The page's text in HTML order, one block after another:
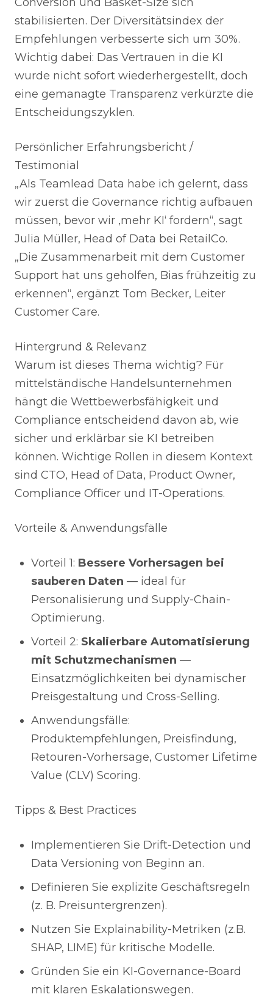
stabilisierten. Der Diversitätsindex der
Empfehlungen verbesserte sich um 30%.
Wichtig dabei: Das Vertrauen in die KI
wurde nicht sofort wiederhergestellt, doch
eine gemanagte Transparenz verkürzte die
Entscheidungszyklen.
Persönlicher Erfahrungsbericht /
Testimonial
„Als Teamlead Data habe ich gelernt, dass
wir zuerst die Governance richtig aufbauen
müssen, bevor wir ‚mehr KI‘ fordern“, sagt
Julia Müller, Head of Data bei RetailCo.
„Die Zusammenarbeit mit dem Customer
Support hat uns geholfen, Bias frühzeitig zu
erkennen“, ergänzt Tom Becker, Leiter
Customer Care.
Hintergrund & Relevanz
Warum ist dieses Thema wichtig? Für
mittelständische Handelsunternehmen
hängt die Wettbewerbsfähigkeit und
Compliance entscheidend davon ab, wie
sicher und erklärbar sie KI betreiben
können. Wichtige Rollen in diesem Kontext
sind CTO, Head of Data, Product Owner,
Compliance Officer und IT-Operations.
Vorteile & Anwendungsfälle
Vorteil 1: Bessere Vorhersagen bei
sauberen Daten — ideal für
Personalisierung und Supply-Chain-
Optimierung.
Vorteil 2: Skalierbare Automatisierung
mit Schutzmechanismen —
Einsatzmöglichkeiten bei dynamischer
Preisgestaltung und Cross-Selling.
Anwendungsfälle:
Produktempfehlungen, Preisfindung,
Retouren-Vorhersage, Customer Lifetime
Value (CLV) Scoring.
Tipps & Best Practices
Implementieren Sie Drift-Detection und
Data Versioning von Beginn an.
Definieren Sie explizite Geschäftsregeln
(z. B. Preisuntergrenzen).
Nutzen Sie Explainability-Metriken (z.B.
SHAP, LIME) für kritische Modelle.
Gründen Sie ein KI-Governance-Board
mit klaren Eskalationswegen.